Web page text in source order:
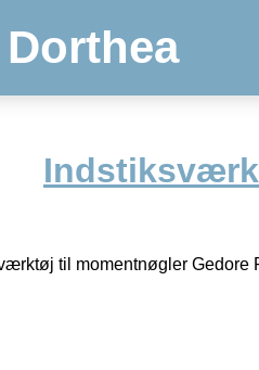
til momentnøgler Gedore